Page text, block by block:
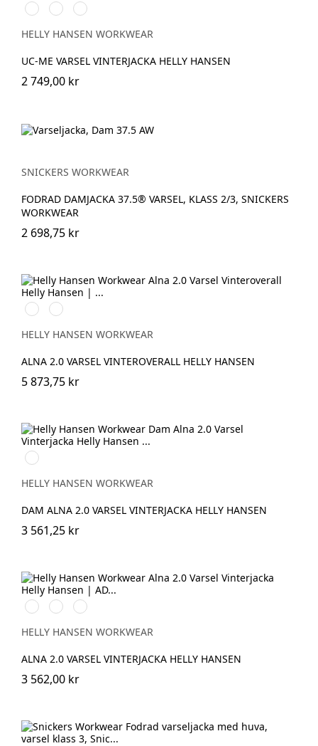
369
YELLOW/EBONY
269
ORANGE/EBONY
169
RED/EBONY
HELLY HANSEN WORKWEAR
UC-ME VARSEL VINTERJACKA HELLY HANSEN
2 749,00 kr
SNICKERS WORKWEAR
FODRAD DAMJACKA 37.5® VARSEL, KLASS 2/3, SNICKERS
WORKWEAR
2 698,75 kr
369
YELLOW/EBONY
269
ORANGE/EBONY
HELLY HANSEN WORKWEAR
ALNA 2.0 VARSEL VINTEROVERALL HELLY HANSEN
5 873,75 kr
369
YELLOW/EBONY
HELLY HANSEN WORKWEAR
DAM ALNA 2.0 VARSEL VINTERJACKA HELLY HANSEN
3 561,25 kr
369
YELLOW/EBONY
269
ORANGE/EBONY
169
RED/EBONY
HELLY HANSEN WORKWEAR
ALNA 2.0 VARSEL VINTERJACKA HELLY HANSEN
3 562,00 kr